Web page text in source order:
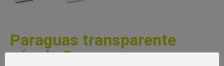
Paraguas transparente
cúpula Corazones